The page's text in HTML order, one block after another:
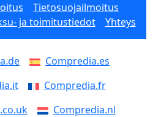
Tietosuojailmoitus
ja toimitustiedot Yhteys
Compredia.es
Compredia.fr
Compredia.nl